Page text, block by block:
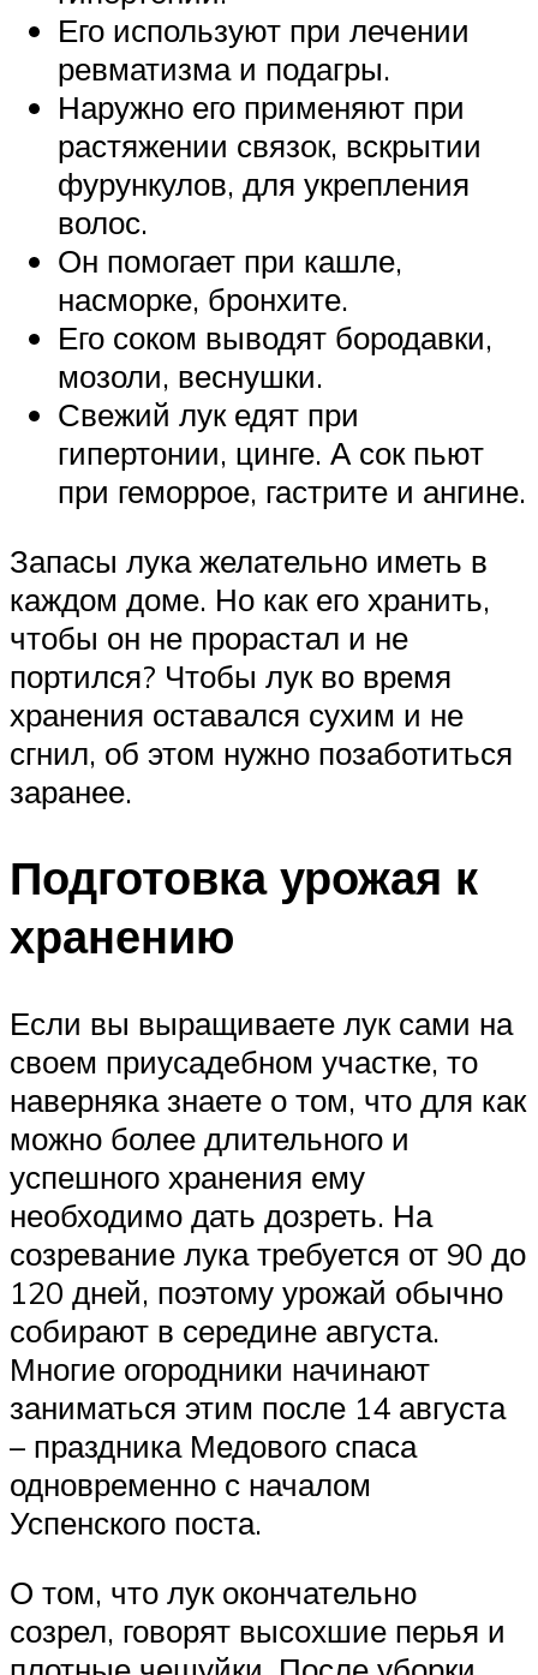
Его используют при лечении
ревматизма и подагры.
Наружно его применяют при
растяжении связок, вскрытии
фурункулов, для укрепления
волос.
Он помогает при кашле,
насморке, бронхите.
Его соком выводят бородавки,
мозоли, веснушки.
Свежий лук едят при
гипертонии, цинге. А сок пьют
при геморрое, гастрите и ангине.
Запасы лука желательно иметь в
каждом доме. Но как его хранить,
чтобы он не прорастал и не
портился? Чтобы лук во время
хранения оставался сухим и не
сгнил, об этом нужно позаботиться
заранее.
Подготовка урожая к
хранению
Если вы выращиваете лук сами на
своем приусадебном участке, то
наверняка знаете о том, что для как
можно более длительного и
успешного хранения ему
необходимо дать дозреть. На
созревание лука требуется от 90 до
120 дней, поэтому урожай обычно
собирают в середине августа.
Многие огородники начинают
заниматься этим после 14 августа
– праздника Медового спаса
одновременно с началом
Успенского поста.
О том, что лук окончательно
созрел, говорят высохшие перья и